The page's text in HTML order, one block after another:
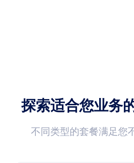
探索适合您业务
不同类型的套餐满足您